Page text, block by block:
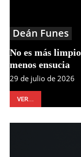
Deán Funes
No es más
menos ensucia
29 de julio de 2026
VER...